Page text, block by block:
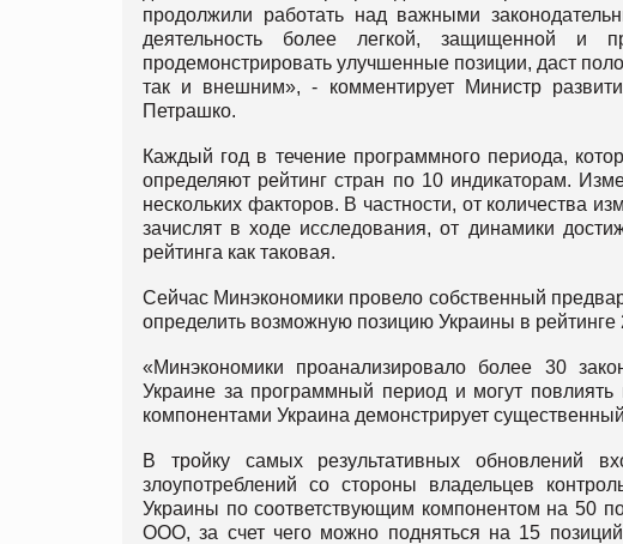
продолжили работать над важными
деятельность более легкой, защищенной и
продемонстрировать улучшенные позиции, даст
так и внешним», - комментирует Министр
Петрашко.
Каждый год в течение программного периода,
определяют рейтинг стран по 10 индикаторам.
нескольких факторов. В частности, от количества
зачислят в ходе исследования, от динамики
рейтинга как таковая.
Сейчас Минэкономики провело собственный
определить возможную позицию Украины в рейтинге
«Минэкономики проанализировало более 30
Украине за программный период и могут
компонентами Украина демонстрирует
В тройку самых результативных обновлений
злоупотреблений со стороны владельцев
Украины по соответствующим компонентом на 50
ООО, за счет чего можно подняться на 15